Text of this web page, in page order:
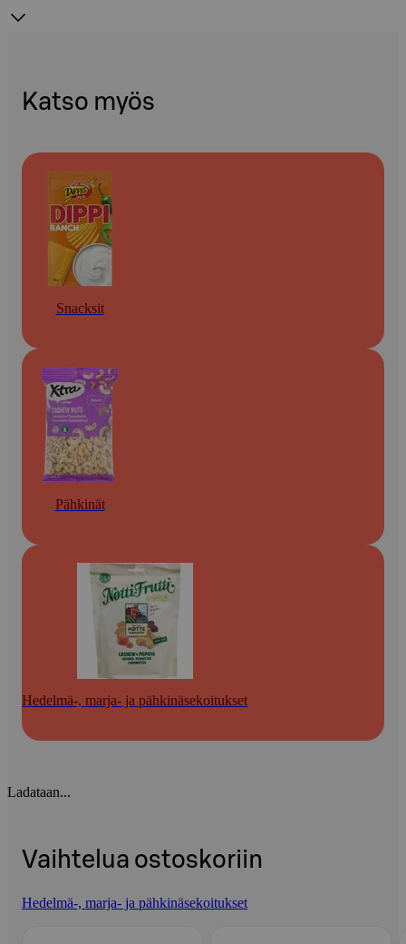
Katso myös
Snacksit
Pähkinät
Hedelmä-, marja- ja pähkinäsekoitukset
Ladataan...
Vaihtelua ostoskoriin
Hedelmä-, marja- ja pähkinäsekoitukset